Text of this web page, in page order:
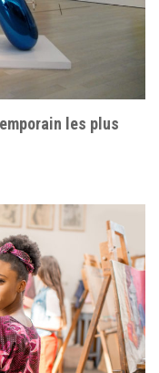
les plus